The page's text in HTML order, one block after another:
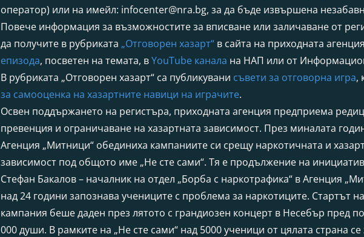
оператор) или на имейл: infocenter@nra.bg, за да бъде извършена
Повече информация за възможностите за вписване или заличаване от
да получите в рубриката „Отговорен хазарт“ в сайта на приходната
епизода, посветен на темата, вYouTube канала на НАП или от
В рубриката „Отговорен хазарт“ са публикувани съвети за отговорна игра,
за самооценка на хазартните навици на играчите.
Освен поддържането на регистъра, приходната агенция предприема
превенция и ограничаване на хазартната зависимост. През миналата
Агенция „Митници“ обединиха кампаниите си срещу наркотичната и
зависимост под общото име „Не сте сами“. Тя е продължение на
Стефан Бакалов – началник на отдел „Борба с наркотрафика“ в Агенция
над 24 години запознава учениците с проблема за наркотиците. Стартът
кампания беше даден през лятото с грандиозен концерт в Несебър пред
000 души. В рамките на „Не сте сами“ над 5000 ученици от цялата страна се